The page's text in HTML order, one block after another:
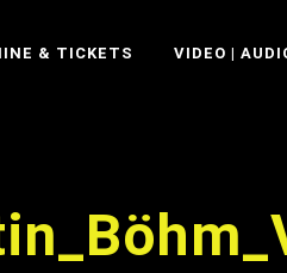
& TICKETS VIDEO |